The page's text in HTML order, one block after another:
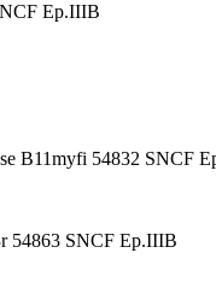
Ep.IIIB
B11myfi 54832 SNCF
54863 SNCF Ep.IIIB